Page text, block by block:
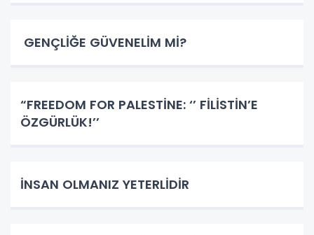
GENÇLİĞE GÜVENELİM Mİ?
​​​​​​​“FREEDOM FOR PALESTİNE: ‘’ FİLİSTİN’E
ÖZGÜRLÜK!’’
İNSAN OLMANIZ YETERLİDİR